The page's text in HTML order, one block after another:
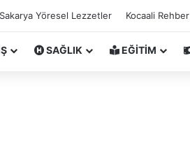
Sakarya Yöresel Lezzetler Kocaali Rehber
SAĞLIK EĞİTİM